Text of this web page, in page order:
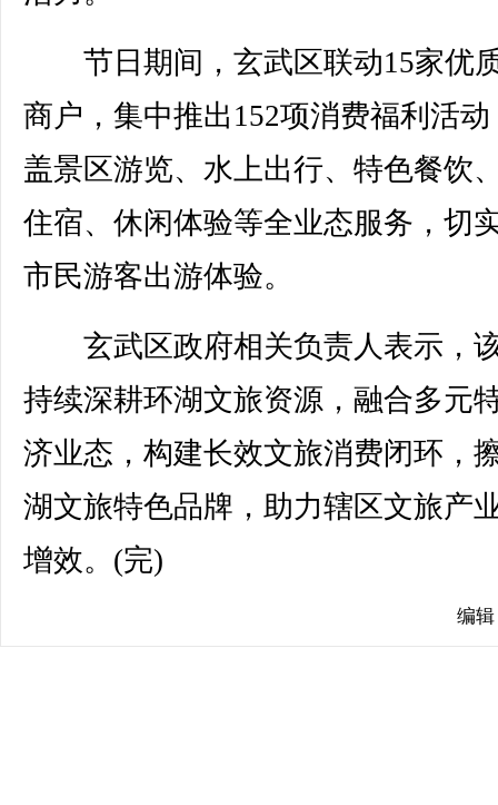
节日期间，玄武区联动15家优
商户，集中推出152项消费福利活动
盖景区游览、水上出行、特色餐饮
住宿、休闲体验等全业态服务，切
市民游客出游体验。
玄武区政府相关负责人表示，
持续深耕环湖文旅资源，融合多元
济业态，构建长效文旅消费闭环，
湖文旅特色品牌，助力辖区文旅产
增效。(完)
编